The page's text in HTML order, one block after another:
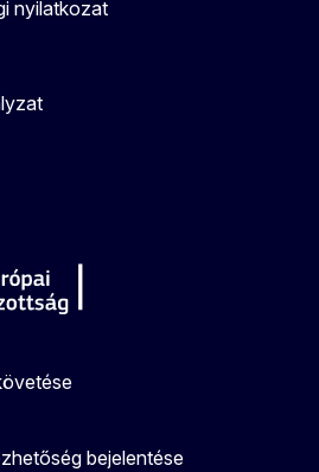
nyilatkozat
bejelentése